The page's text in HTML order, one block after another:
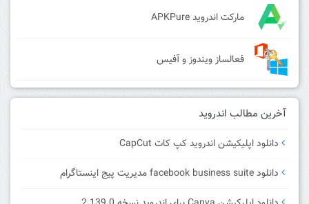
مارکت اندروید APKPure
فعالساز ویندوز و آفیس
آخرین مطالب اندروید
دانلود اپلیکیشن اندروید کپ کات CapCut
دانلود facebook business suite مدیریت پیج اینستاگرام